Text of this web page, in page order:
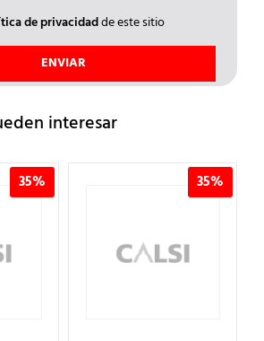
de privacidadde este sitio
interesar
35% 35%